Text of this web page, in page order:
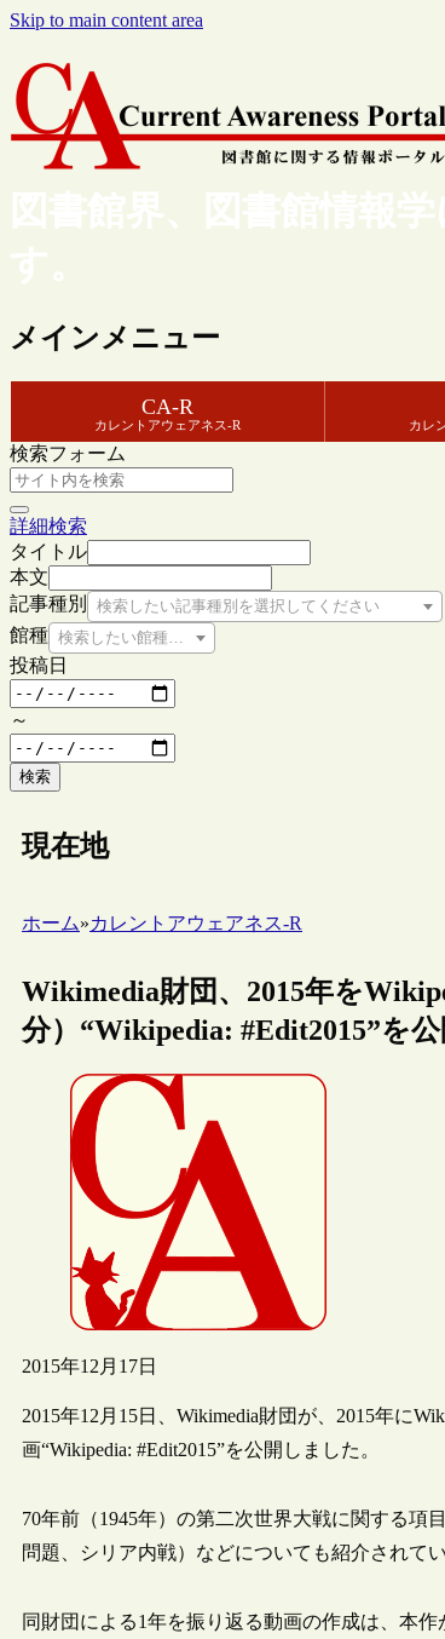
Skip to main content area
図書館界、図書館情報
す。
メインメニュー
CA-R
カレントアウェアネス-R カレ
検索フォーム
詳細検索
タイトル
本文
記事種別
検索したい記事種別を選択してください
館種 検索したい館種を選択してください
投稿日
～
検索
現在地
ホーム»カレントアウェアネス-R
Wikimedia財団、2015年を
分）“Wikipedia: #Edit2015”を公
2015年12月17日
2015年12月15日、Wikimedia財団が、2015年に
画“Wikipedia: #Edit2015”を公開しました。
70年前（1945年）の第二次世界大戦に関する
問題、シリア内戦）などについても紹介されてい
同財団による1年を振り返る動画の作成は、本作